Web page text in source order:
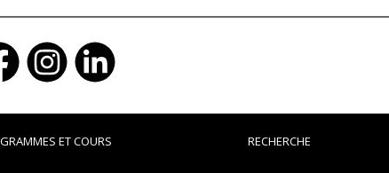
ET COURS RECHERCHE